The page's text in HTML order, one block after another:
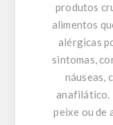
produtos
alimentos
alérgicas
sintomas,
náuseas,
anafilático.
peixe ou de